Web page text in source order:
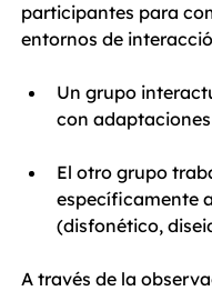
participantes para
entornos de
Un grupo
con
El otro grupo
específicamente
(disfonético,
A través de la